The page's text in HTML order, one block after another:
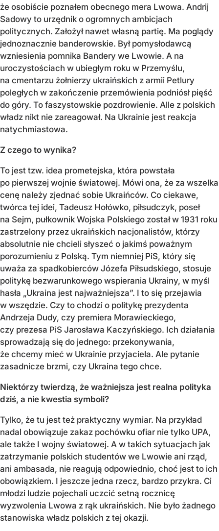
że osobiście poznałem obecnego mera Lwowa. Andrij
Sadowy to urzędnik o ogromnych ambicjach
politycznych. Założył nawet własną partię. Ma poglądy
jednoznacznie banderowskie. Był pomysłodawcą
wzniesienia pomnika Bandery we Lwowie. A na
uroczystościach w ubiegłym roku w Przemyślu,
na cmentarzu żołnierzy ukraińskich z armii Petlury
poległych w zakończenie przemówienia podniósł pięść
do góry. To faszystowskie pozdrowienie. Alle z polskich
władz nikt nie zareagował. Na Ukrainie jest reakcja
natychmiastowa.
Z czego to wynika?
To jest tzw. idea prometejska, która powstała
po pierwszej wojnie światowej. Mówi ona, że za wszelka
cenę należy zjednać sobie Ukraińców. Co ciekawe,
twórca tej idei, Tadeusz Hołówko, piłsudczyk, poseł
na Sejm, pułkownik Wojska Polskiego został w 1931 roku
zastrzelony przez ukraińskich nacjonalistów, którzy
absolutnie nie chcieli słyszeć o jakimś poważnym
porozumieniu z Polską. Tym niemniej PiS, który się
uważa za spadkobierców Józefa Piłsudskiego, stosuje
politykę bezwarunkowego wspierania Ukrainy, w myśl
hasła „Ukraina jest najważniejsza”. I to się przejawia
w wszędzie. Czy to chodzi o politykę prezydenta
Andrzeja Dudy, czy premiera Morawieckiego,
czy prezesa PiS Jarosława Kaczyńskiego. Ich działania
sprowadzają się do jednego: przekonywania,
że chcemy mieć w Ukrainie przyjaciela. Ale pytanie
zasadnicze brzmi, czy Ukraina tego chce.
Niektórzy twierdzą, że ważniejsza jest realna polityka
dziś, a nie kwestia symboli?
Tylko, że tu jest też praktyczny wymiar. Na przykład
nadal obowiązuje zakaz pochówku ofiar nie tylko UPA,
ale także I wojny światowej. A w takich sytuacjach jak
zatrzymanie polskich studentów we Lwowie ani rząd,
ani ambasada, nie reagują odpowiednio, choć jest to ich
obowiązkiem. I jeszcze jedna rzecz, bardzo przykra. Ci
młodzi ludzie pojechali uczcić setną rocznicę
wyzwolenia Lwowa z rąk ukraińskich. Nie było żadnego
stanowiska władz polskich z tej okazji.